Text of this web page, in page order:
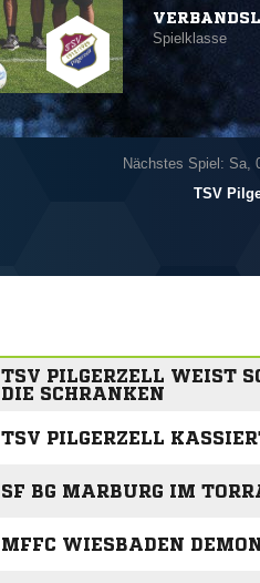
Spielklasse
Nächstes Spiel: Sa,
TSV
TSV PILGERZELL WEIST
DIE SCHRANKEN
TSV PILGERZELL
SF BG MARBURG IM
MFFC WIESBADEN